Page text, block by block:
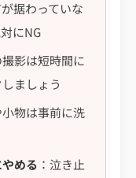
が据わっていな
にNG
撮影は短時間に
ましょう
小物は事前に洗
める ：泣き止